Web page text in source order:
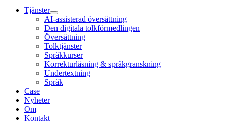
Tjänster
AI-assisterad översättning
Den digitala tolkförmedlingen
Översättning
Tolktjänster
Språkkurser
Korrekturläsning & språkgranskning
Undertextning
Språk
Case
Nyheter
Om
Kontakt